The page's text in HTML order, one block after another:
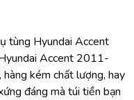
tùng Hyundai Accent
Accent 2011-
kém chất lượng, hay
đáng mà túi tiền bạn